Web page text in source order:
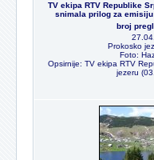
TV ekipa RTV Republike
snimala prilog za
broj
Prokosko
Foto:
Opsirnije: TV ekipa RTV
jezeru